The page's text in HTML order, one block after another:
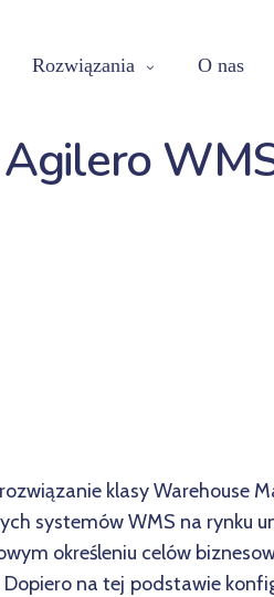
Rozwiązania O nas
klasy Warehouse
systemów WMS na rynku
określeniu celów
na tej podstawie